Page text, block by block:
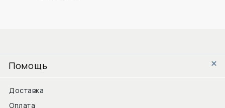
Помощь
Доставка
Оплата